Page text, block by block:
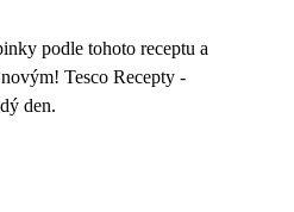
podle tohoto receptu a
Tesco Recepty -
den.